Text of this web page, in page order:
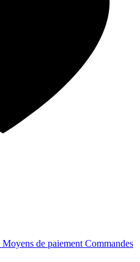
Moyens de paiement Commandes